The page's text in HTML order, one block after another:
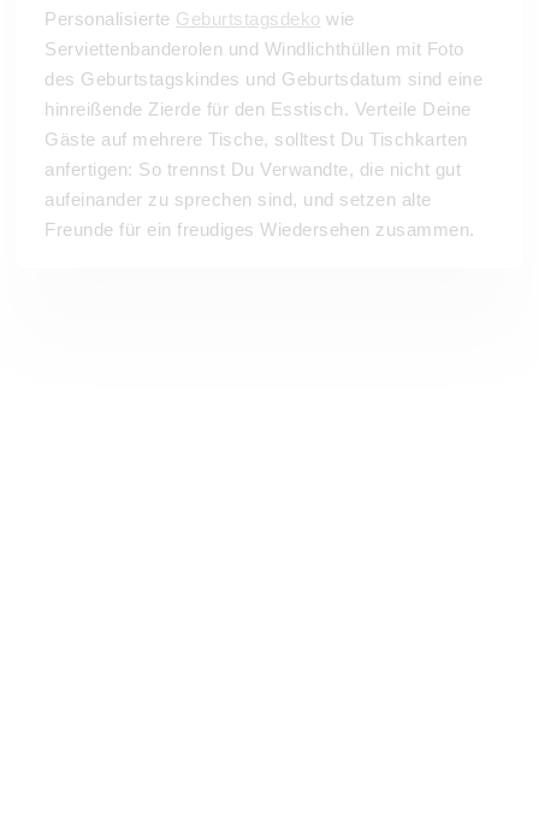
Personalisierte Geburtstagsdeko wie
Serviettenbanderolen und Windlichthüllen mit Foto
des Geburtstagskindes und Geburtsdatum sind eine
hinreißende Zierde für den Esstisch. Verteile Deine
Gäste auf mehrere Tische, solltest Du Tischkarten
anfertigen: So trennst Du Verwandte, die nicht gut
aufeinander zu sprechen sind, und setzen alte
Freunde für ein freudiges Wiedersehen zusammen.